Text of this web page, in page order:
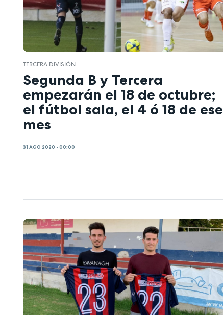
TERCERA DIVISIÓN
Segunda B y Tercera
empezarán el 18 de octubre;
el fútbol sala, el 4 ó 18 de ese
mes
31 AGO 2020 - 00:00